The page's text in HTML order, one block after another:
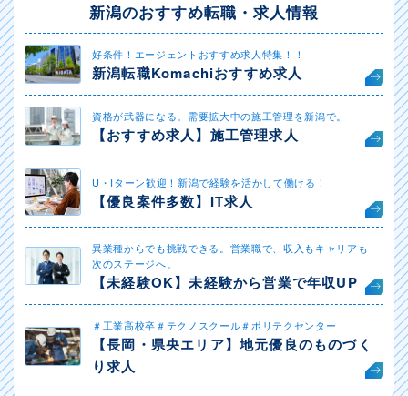
新潟のおすすめ転職・求人情報
好条件！エージェントおすすめ求人特集！！
新潟転職Komachiおすすめ求人
資格が武器になる。需要拡大中の施工管理を新潟で。
【おすすめ求人】施工管理求人
U・Iターン歓迎！新潟で経験を活かして働ける！
【優良案件多数】IT求人
異業種からでも挑戦できる。営業職で、収入もキャリアも
次のステージへ。
【未経験OK】未経験から営業で年収UP
＃工業高校卒＃テクノスクール＃ポリテクセンター
【長岡・県央エリア】地元優良のものづく
り求人